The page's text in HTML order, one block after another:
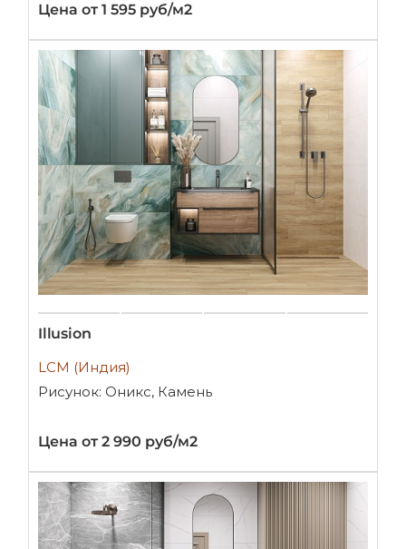
Цена от 1 595 руб/м2
Illusion
LCM (Индия)
Рисунок: Оникс, Камень
Цена от 2 990 руб/м2